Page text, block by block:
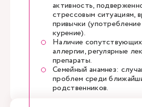
активность,
стрессовым ситуациям,
привычки (употребление
курение).
Наличие
аллергии, регулярные
препараты.
Семейный анамнез:
проблем среди
родственников.